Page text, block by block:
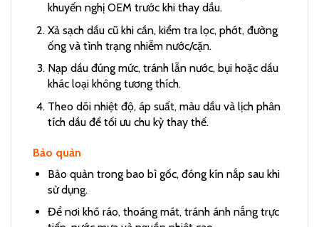
khuyến nghị OEM trước khi thay dầu.
Xả sạch dầu cũ khi cần, kiểm tra lọc, phớt, đường
ống và tình trạng nhiễm nước/cặn.
Nạp dầu đúng mức, tránh lẫn nước, bụi hoặc dầu
khác loại không tương thích.
Theo dõi nhiệt độ, áp suất, màu dầu và lịch phân
tích dầu để tối ưu chu kỳ thay thế.
Bảo quản
Bảo quản trong bao bì gốc, đóng kín nắp sau khi
sử dụng.
Để nơi khô ráo, thoáng mát, tránh ánh nắng trực